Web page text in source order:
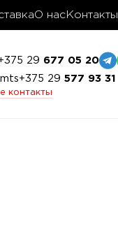
О нас Контакты
29 677 05 20
+375 29 577 93 31
контакты